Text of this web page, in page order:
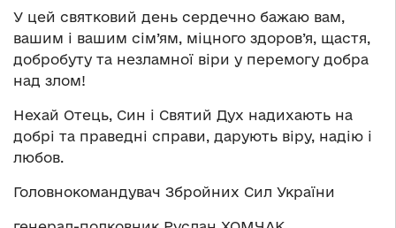
У цей святковий день сердечно бажаю вам,
вашим і вашим сім’ям, міцного здоров’я, щастя,
добробуту та незламної віри у перемогу добра
над злом!
Нехай Отець, Син і Святий Дух надихають на
добрі та праведні справи, дарують віру, надію і
любов.
Головнокомандувач Збройних Сил України